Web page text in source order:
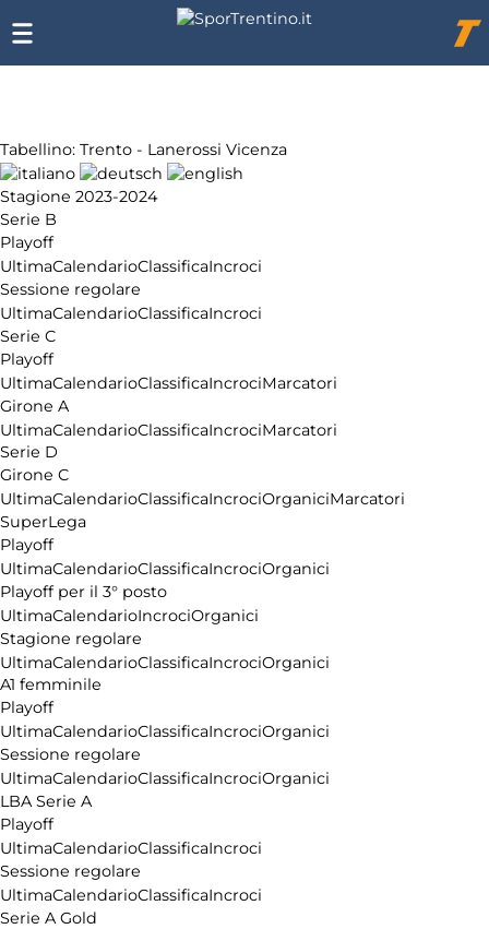
Tabellino: Trento - Lanerossi Vicenza
Stagione 2023-2024
Serie B
Playoff
UltimaCalendarioClassificaIncroci
Sessione regolare
UltimaCalendarioClassificaIncroci
Serie C
Playoff
UltimaCalendarioClassificaIncrociMarcatori
Girone A
UltimaCalendarioClassificaIncrociMarcatori
Serie D
Girone C
UltimaCalendarioClassificaIncrociOrganiciMarcatori
SuperLega
Playoff
UltimaCalendarioClassificaIncrociOrganici
Playoff per il 3° posto
UltimaCalendarioIncrociOrganici
Stagione regolare
UltimaCalendarioClassificaIncrociOrganici
A1 femminile
Playoff
UltimaCalendarioClassificaIncrociOrganici
Sessione regolare
UltimaCalendarioClassificaIncrociOrganici
LBA Serie A
Playoff
UltimaCalendarioClassificaIncroci
Sessione regolare
UltimaCalendarioClassificaIncroci
Serie A Gold
Chi
siamo
Affiliazione